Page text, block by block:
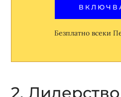
Безплатно всеки
2. Лидерство